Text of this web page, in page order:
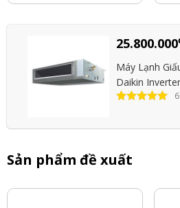
25.800.000
Máy Lạnh
Daikin
Sản phẩm đề xuất